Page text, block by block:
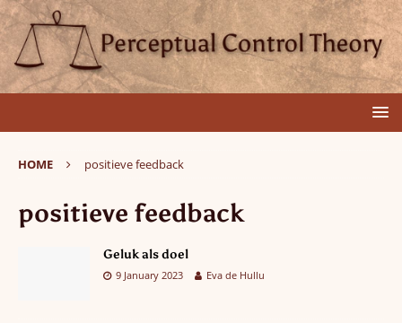
HOME positieve feedback
positieve feedback
Geluk als doel
9 January 2023 Eva de Hullu